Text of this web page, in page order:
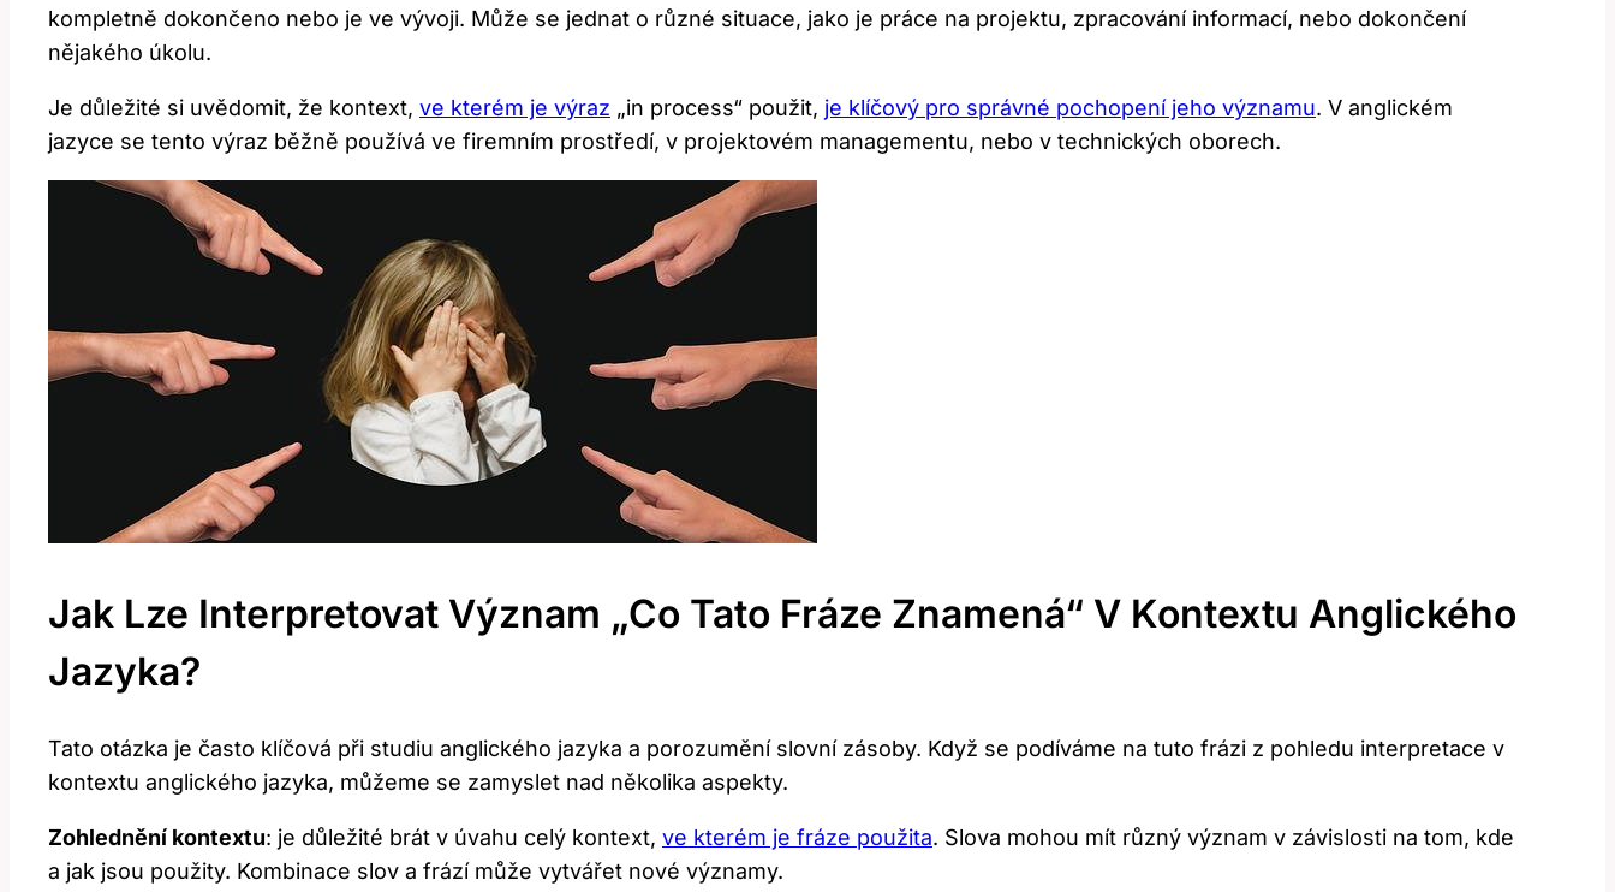
kompletně dokončeno nebo je ve vývoji. Může se jednat o různé situace, jako je práce na projektu, zpracování informací, nebo dokončení
nějakého úkolu.
Je důležité si uvědomit, že kontext, ve kterém je výraz „in process“ použit, je klíčový pro správné pochopení jeho významu. V anglickém
jazyce se tento výraz běžně používá ve firemním prostředí, v projektovém managementu, nebo v technických oborech.
Jak Lze Interpretovat Význam „co Tato Fráze Znamená“ V Kontextu Anglického
Jazyka?
Tato otázka je často klíčová při studiu anglického jazyka a porozumění slovní zásoby. Když se podíváme na tuto frázi z pohledu interpretace v
kontextu anglického jazyka, můžeme se zamyslet nad několika aspekty.
Zohlednění kontextu: je důležité brát v úvahu celý kontext, ve kterém je fráze použita. Slova mohou mít různý význam v závislosti na tom, kde
a jak jsou použity. Kombinace slov a frází může vytvářet nové významy.